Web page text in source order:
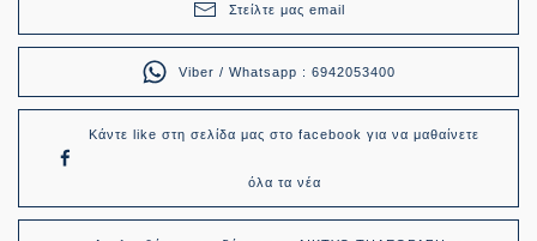
Στείλτε μας email
Viber / Whatsapp : 6942053400
Κάντε like στη σελίδα μας στο facebook για να μαθαίνετε
όλα τα νέα